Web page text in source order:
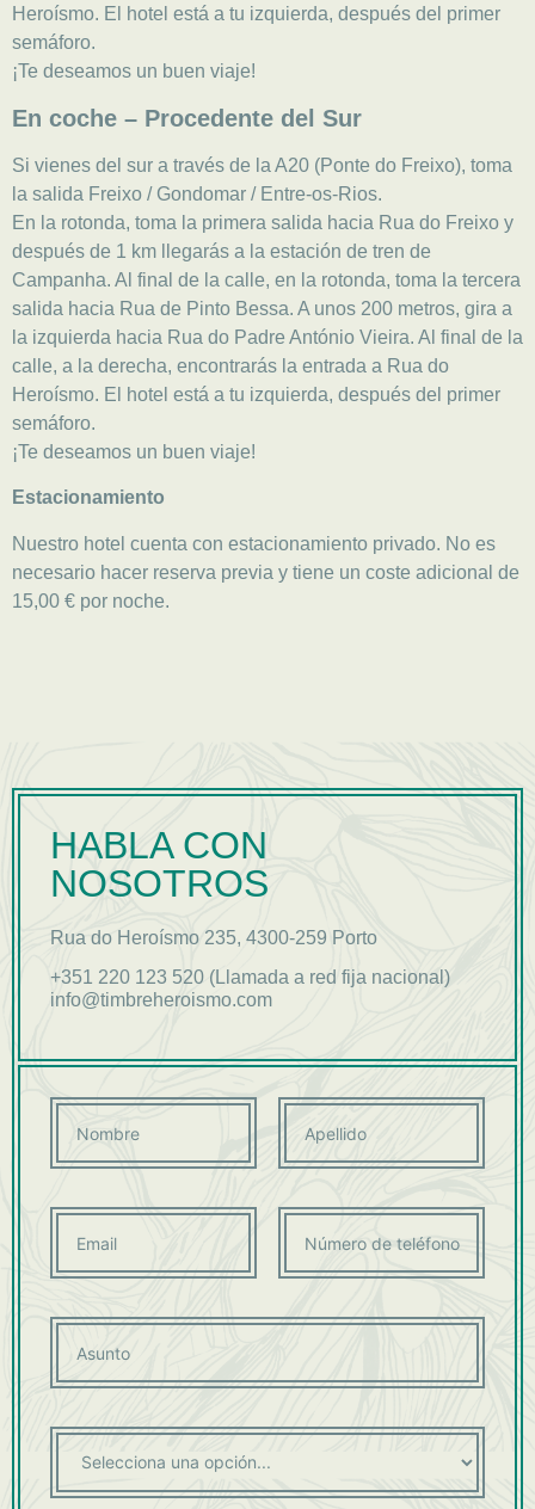
Heroísmo. El hotel está a tu izquierda, después del primer
semáforo.
¡Te deseamos un buen viaje!
En coche – Procedente del Sur
Si vienes del sur a través de la A20 (Ponte do Freixo), toma
la salida Freixo / Gondomar / Entre-os-Rios.
En la rotonda, toma la primera salida hacia Rua do Freixo y
después de 1 km llegarás a la estación de tren de
Campanha. Al final de la calle, en la rotonda, toma la tercera
salida hacia Rua de Pinto Bessa. A unos 200 metros, gira a
la izquierda hacia Rua do Padre António Vieira. Al final de la
calle, a la derecha, encontrarás la entrada a Rua do
Heroísmo. El hotel está a tu izquierda, después del primer
semáforo.
¡Te deseamos un buen viaje!
Estacionamiento
Nuestro hotel cuenta con estacionamiento privado. No es
necesario hacer reserva previa y tiene un coste adicional de
15,00 € por noche.
HABLA CON
NOSOTROS
Rua do Heroísmo 235, 4300-259 Porto
+351 220 123 520 (Llamada a red fija nacional)
info@timbreheroismo.com